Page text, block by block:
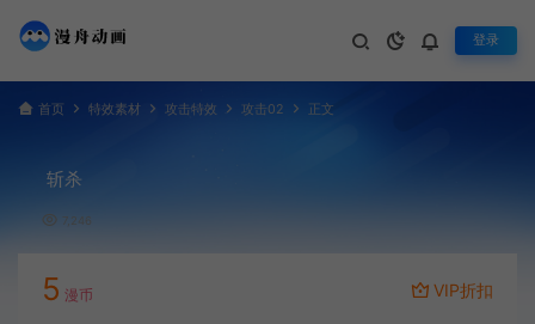
登录
首页 特效素材 攻击特效 攻击02 正文
斩杀
7,246
5 漫币 VIP折扣